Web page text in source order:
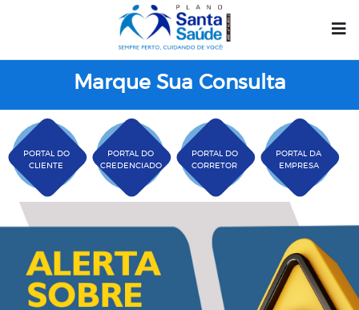
Marque Sua Consulta
PORTAL DO
CLIENTE
PORTAL DO
CREDENCIADO
PORTAL DO
CORRETOR
PORTAL DA
EMPRESA
Plano Santa Casa